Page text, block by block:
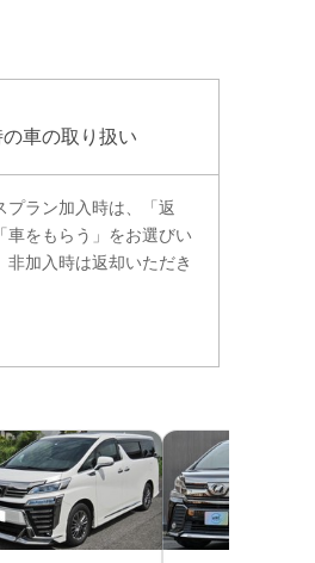
車の取り扱い
プラン加入時は、「返
車をもらう」をお選びい
非加入時は返却いただき